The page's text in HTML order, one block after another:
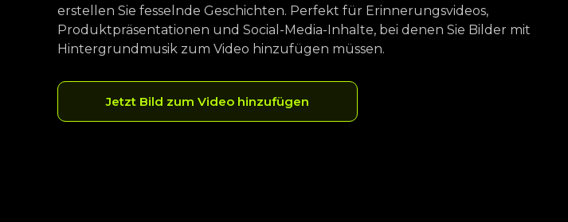
erstellen Sie fesselnde Geschichten. Perfekt für Erinnerungsvideos,
Produktpräsentationen und Social-Media-Inhalte, bei denen Sie Bilder mit
Hintergrundmusik zum Video hinzufügen müssen.
Jetzt Bild zum Video hinzufügen